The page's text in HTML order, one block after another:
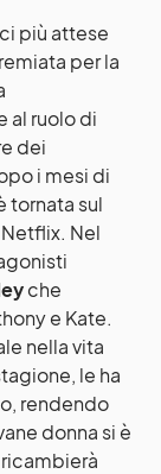
più attese
per la
al ruolo di
dei
i mesi di
tornata sul
Nel
che
e Kate.
nella vita
le ha
rendendo
donna si è